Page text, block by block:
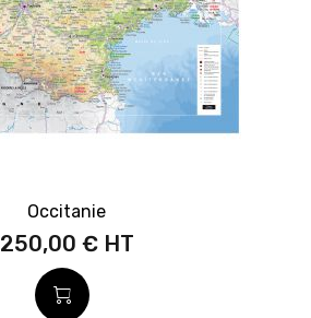
Occitanie
250,00 €